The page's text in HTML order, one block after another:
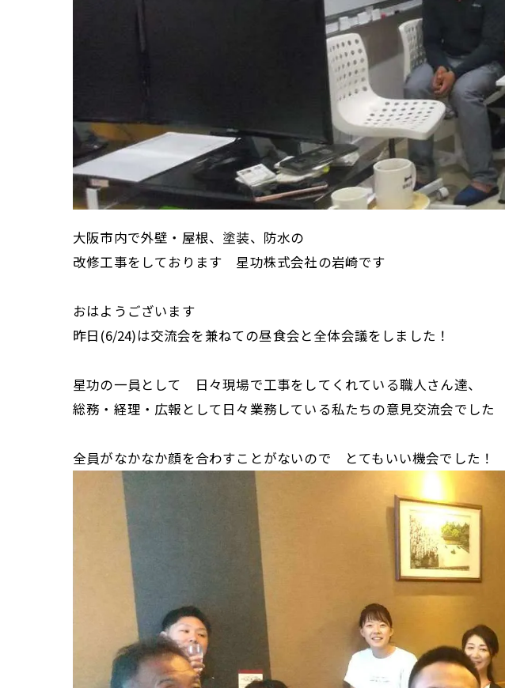
大阪市内で外壁・屋根、塗装、防水の
改修工事をしております 星功株式会社の岩崎です
おはようございます
昨日(6/24)は交流会を兼ねての昼食会と全体会議をしました！
星功の一員として 日々現場で工事をしてくれている職人さん達、
総務・経理・広報として日々業務している私たちの意見交流会でした
全員がなかなか顔を合わすことがないので とてもいい機会でした！